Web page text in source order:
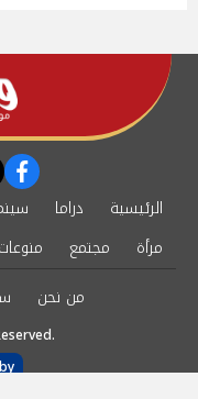
الرئيسية دراما
مرأة
مجتمع
منوعات
من نحن